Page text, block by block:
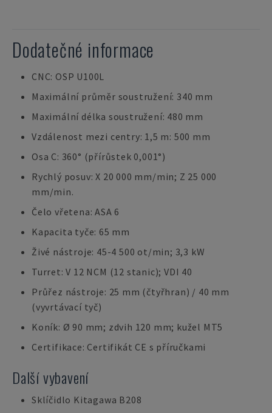
Dodatečné informace
CNC: OSP U100L
Maximální průměr soustružení: 340 mm
Maximální délka soustružení: 480 mm
Vzdálenost mezi centry: 1,5 m: 500 mm
Osa C: 360° (přírůstek 0,001°)
Rychlý posuv: X 20 000 mm/min; Z 25 000
mm/min.
Čelo vřetena: ASA 6
Kapacita tyče: 65 mm
Živé nástroje: 45-4 500 ot/min; 3,3 kW
Turret: V 12 NCM (12 stanic); VDI 40
Průřez nástroje: 25 mm (čtyřhran) / 40 mm
(vyvrtávací tyč)
Koník: Ø 90 mm; zdvih 120 mm; kužel MT5
Certifikace: Certifikát CE s příručkami
Další vybavení
Sklíčidlo Kitagawa B208